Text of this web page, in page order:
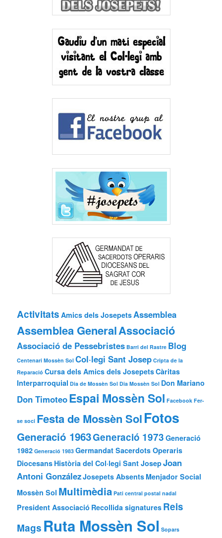
Activitats Amics dels JosepetsAssemblea
Assemblea GeneralAssociació
Associació de Pessebristes Barri del Rastre Blog
Centenari Mossèn Sol Col·legi Sant Josep Cripta de la
Reparació Cursa dels Amics dels JosepetsCàritas
Interparroquial Dia de Mossèn Sol Dia Mossèn Sol Don Mariano
Don TimoteoEspai Mossèn Sol Facebook Fer-
se soci Festa de Mossèn SolFotos
Generació 1963Generació 1973 Generació
1982 Generació 1983 Germandat Sacerdots Operaris
Diocesans Història del Col·legi Sant JosepJoan
Antoni GonzálezJosepets Absents Menjador Social
Mossèn Sol Multimèdia Pati central postal nadal
President Associació Recollida signatures Reis
Mags Ruta Mossèn Sol Sopars